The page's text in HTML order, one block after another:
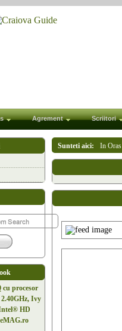
Agrement Scriitori
cu procesor
Ivy
HD
Sunteti aici: In Oras